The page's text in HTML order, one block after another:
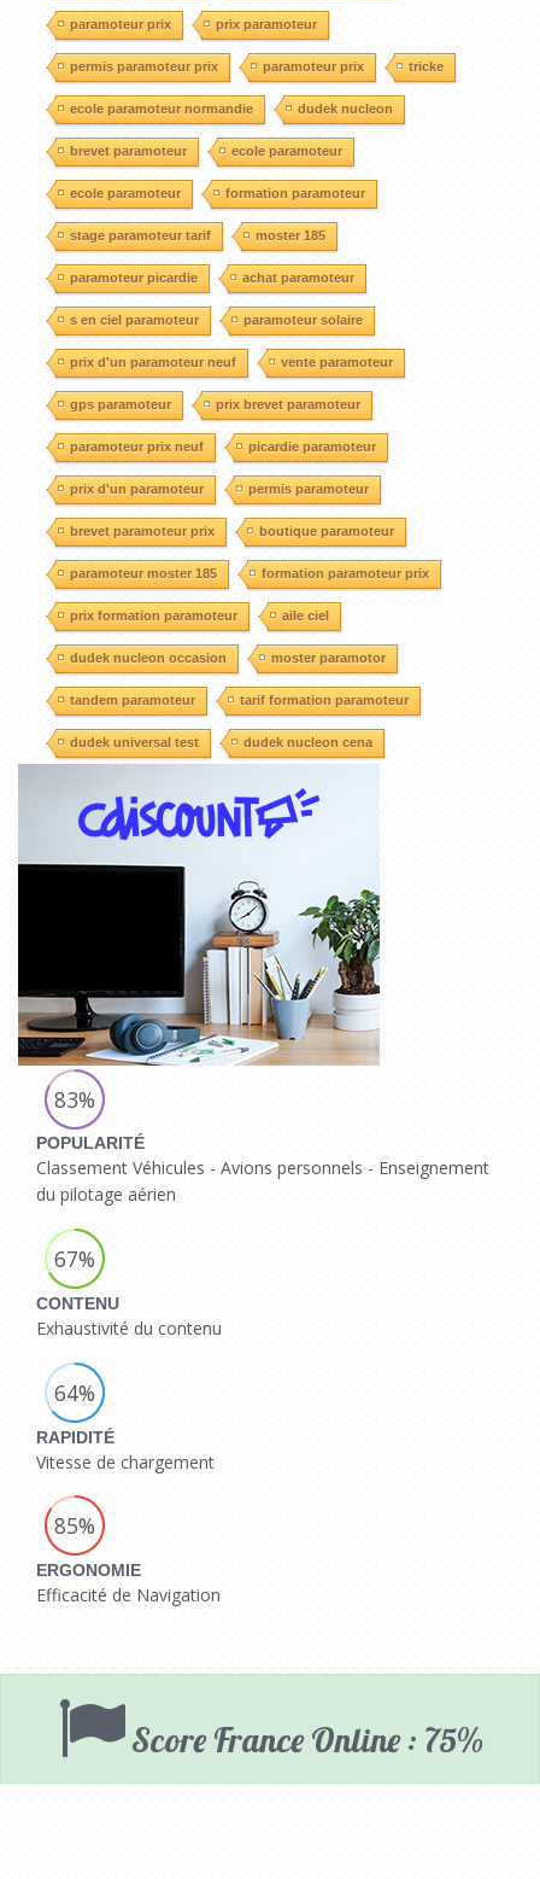
paramoteur prix prix paramoteur
permis paramoteur prix paramoteur prix tricke
ecole paramoteur normandie dudek nucleon
brevet paramoteur ecole paramoteur
ecole paramoteur formation paramoteur
stage paramoteur tarif moster 185
paramoteur picardie achat paramoteur
s en ciel paramoteur paramoteur solaire
prix d'un paramoteur neuf vente paramoteur
gps paramoteur prix brevet paramoteur
paramoteur prix neuf picardie paramoteur
prix d'un paramoteur permis paramoteur
brevet paramoteur prix boutique paramoteur
paramoteur moster 185 formation paramoteur prix
prix formation paramoteur aile ciel
dudek nucleon occasion moster paramotor
tandem paramoteur tarif formation paramoteur
dudek universal test dudek nucleon cena
83%
POPULARITÉ
Classement Véhicules - Avions personnels - Enseignement
du pilotage aérien
67%
CONTENU
Exhaustivité du contenu
64%
RAPIDITÉ
Vitesse de chargement
85%
ERGONOMIE
Efficacité de Navigation
Score France Online : 75%